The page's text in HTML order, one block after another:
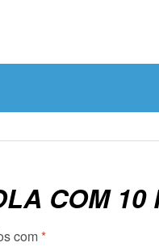
COM 10
com*